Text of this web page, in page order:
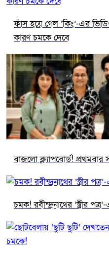
ফাঁস হয়ে গেল ‘কিং’-এর
কারণ চমকে দেবে
বাজলো ক্ল্যাপবোর্ড! প্রথমবার
চমক! রবীন্দ্রনাথের ‘স্ত্রীর